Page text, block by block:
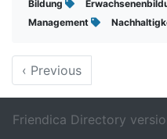
Bildung
Management
‹ Previous
Friendica Directory